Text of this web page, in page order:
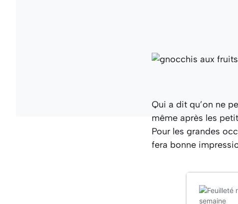
Qui a dit qu’on ne
même après les
Pour les grandes
fera bonne